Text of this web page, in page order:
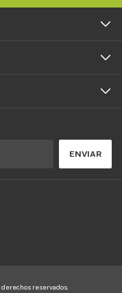
derechos reservados.